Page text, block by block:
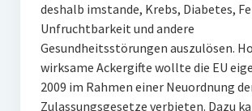
deshalb imstande, Krebs, Diabetes,
Unfruchtbarkeit und andere
Gesundheitsstörungen auszulösen.
wirksame Ackergifte wollte die EU
2009 im Rahmen einer Neuordnung
Zulassungsgesetze verbieten. Dazu